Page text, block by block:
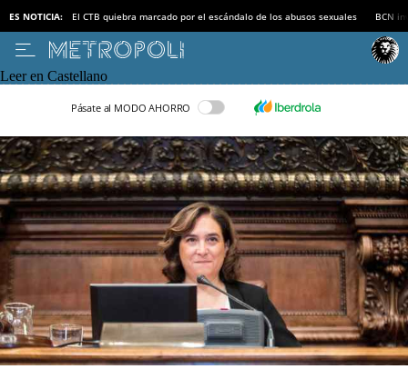
ES NOTICIA: El CTB quiebra marcado por el escándalo de los abusos sexuales BCN
Leer en Castellano
Pásate al MODO AHORRO